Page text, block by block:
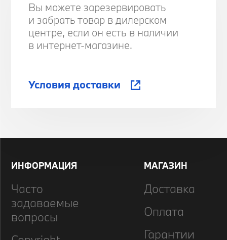
Вы можете зарезервировать
и забрать товар в дилерском
центре, если он есть в наличии
в интернет-магазине.
Условия доставки
ИНФОРМАЦИЯ
Часто
задаваемые
вопросы
МАГАЗИН
Доставка
Оплата
Гарантии